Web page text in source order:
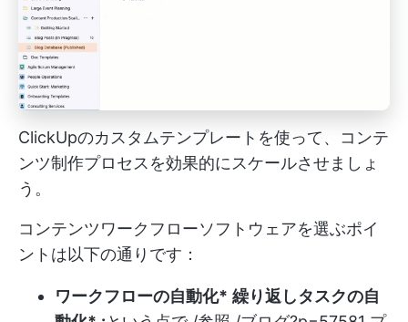
ClickUpのカスタムテンプレートを使って、コンテ
ンツ制作プロセスを効果的にスケールさせましょ
う。
コンテンツワークフローソフトウェアを選ぶポイ
ントは以下の通りです：
ワークフローの自動化* 繰り返しタスクの自